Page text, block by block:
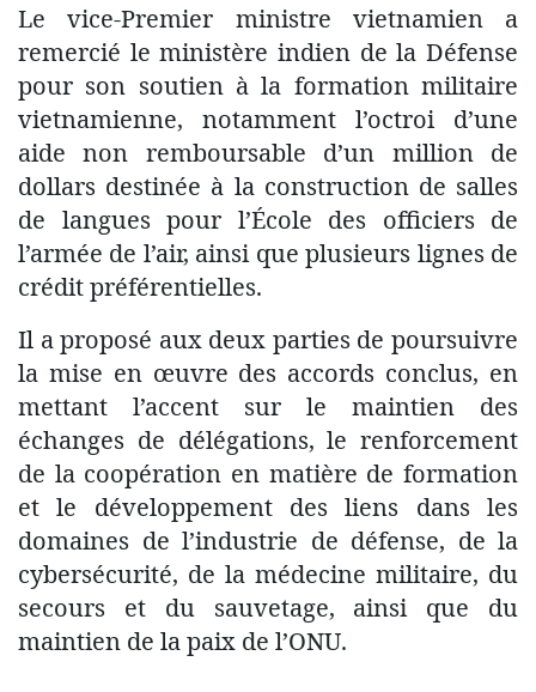
Le vice-Premier ministre vietnamien a
remercié le ministère indien de la Défense
pour son soutien à la formation militaire
vietnamienne, notamment l’octroi d’une
aide non remboursable d’un million de
dollars destinée à la construction de salles
de langues pour l’École des officiers de
l’armée de l’air, ainsi que plusieurs lignes de
crédit préférentielles.
Il a proposé aux deux parties de poursuivre
la mise en œuvre des accords conclus, en
mettant l’accent sur le maintien des
échanges de délégations, le renforcement
de la coopération en matière de formation
et le développement des liens dans les
domaines de l’industrie de défense, de la
cybersécurité, de la médecine militaire, du
secours et du sauvetage, ainsi que du
maintien de la paix de l’ONU.